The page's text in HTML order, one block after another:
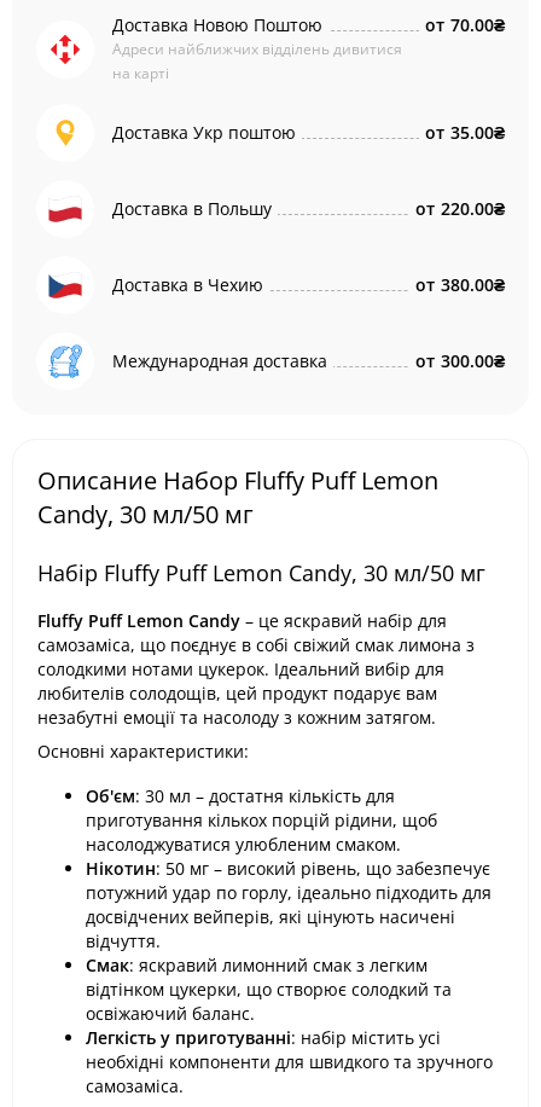
Доставка Новою Поштою
Адреси найближчих відділень дивитися
на карті
от 70.00₴
Доставка Укр поштою от 35.00₴
Доставка в Польшу от 220.00₴
Доставка в Чехию от 380.00₴
Международная доставка от 300.00₴
Описание Набор Fluffy Puff Lemon
Candy, 30 мл/50 мг
Набір Fluffy Puff Lemon Candy, 30 мл/50 мг
Fluffy Puff Lemon Candy – це яскравий набір для
самозаміса, що поєднує в собі свіжий смак лимона з
солодкими нотами цукерок. Ідеальний вибір для
любителів солодощів, цей продукт подарує вам
незабутні емоції та насолоду з кожним затягом.
Основні характеристики:
Об'єм: 30 мл – достатня кількість для
приготування кількох порцій рідини, щоб
насолоджуватися улюбленим смаком.
Нікотин: 50 мг – високий рівень, що забезпечує
потужний удар по горлу, ідеально підходить для
досвідчених вейперів, які цінують насичені
відчуття.
Смак: яскравий лимонний смак з легким
відтінком цукерки, що створює солодкий та
освіжаючий баланс.
Легкість у приготуванні: набір містить усі
необхідні компоненти для швидкого та зручного
самозаміса.